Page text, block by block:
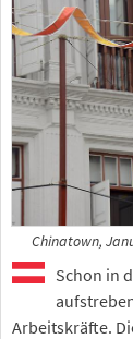
Chinatown,
Schon in
Arbeitskräfte.